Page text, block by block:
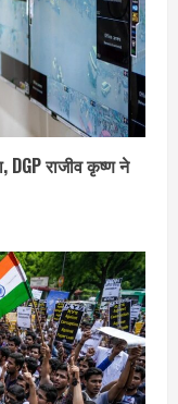
DGP राजीव कृष्ण ने